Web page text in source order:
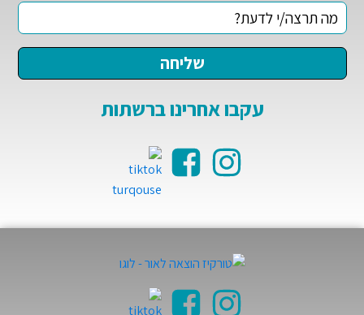
עקבו אחרינו ברשתות